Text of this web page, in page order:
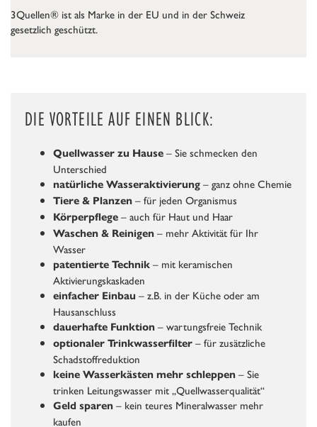
3Quellen® ist als Marke in der EU und in der Schweiz
gesetzlich geschützt.
DIE VORTEILE AUF EINEN BLICK:
Quellwasser zu Hause – Sie schmecken den
Unterschied
natürliche Wasseraktivierung – ganz ohne Chemie
Tiere & Planzen – für jeden Organismus
Körperpflege – auch für Haut und Haar
Waschen & Reinigen – mehr Aktivität für Ihr
Wasser
patentierte Technik – mit keramischen
Aktivierungskaskaden
einfacher Einbau – z.B. in der Küche oder am
Hausanschluss
dauerhafte Funktion – wartungsfreie Technik
optionaler Trinkwasserfilter – für zusätzliche
Schadstoffreduktion
keine Wasserkästen mehr schleppen – Sie
trinken Leitungswasser mit „Quellwasserqualität“
Geld sparen – kein teures Mineralwasser mehr
kaufen